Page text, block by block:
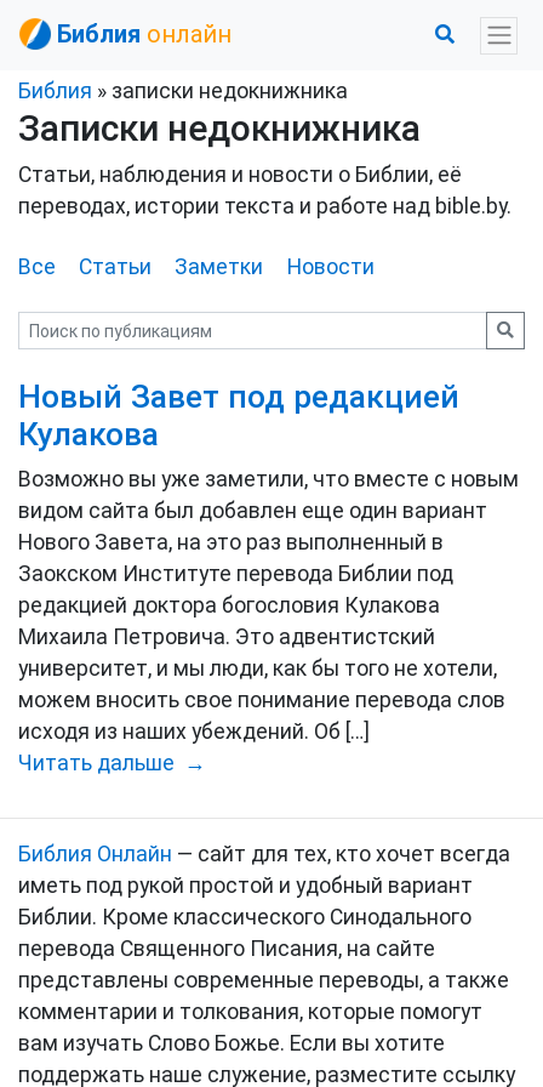
Библия онлайн
Библия » записки недокнижника
Записки недокнижника
Статьи, наблюдения и новости о Библии, её
переводах, истории текста и работе над bible.by.
Все Статьи Заметки Новости
Новый Завет под редакцией
Кулакова
Возможно вы уже заметили, что вместе с новым
видом сайта был добавлен еще один вариант
Нового Завета, на это раз выполненный в
Заокском Институте перевода Библии под
редакцией доктора богословия Кулакова
Михаила Петровича. Это адвентистский
университет, и мы люди, как бы того не хотели,
можем вносить свое понимание перевода слов
исходя из наших убеждений. Об […]
Читать дальше →
Библия Онлайн — сайт для тех, кто хочет всегда
иметь под рукой простой и удобный вариант
Библии. Кроме классического Синодального
перевода Священного Писания, на сайте
представлены современные переводы, а также
комментарии и толкования, которые помогут
вам изучать Слово Божье. Если вы хотите
поддержать наше служение, разместите ссылку